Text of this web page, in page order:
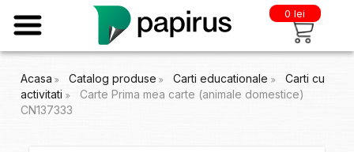
0 lei
Acasa Catalog produse Carti educationale
Carti cu
activitati
Carte Prima mea carte (animale domestice)
CN137333